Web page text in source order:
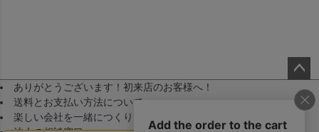
ペー
ジト
ありがとうございます！初来店のお客様へ！
送料とお支払い方法について
楽しい会社を一緒につくりませんか！（採用）